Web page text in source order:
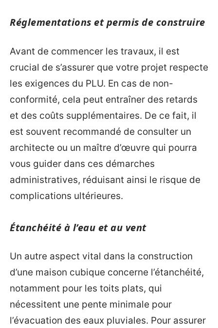
Réglementations et permis de construire
Avant de commencer les travaux, il est
crucial de s’assurer que votre projet respecte
les exigences du PLU. En cas de non-
conformité, cela peut entraîner des retards
et des coûts supplémentaires. De ce fait, il
est souvent recommandé de consulter un
architecte ou un maître d’œuvre qui pourra
vous guider dans ces démarches
administratives, réduisant ainsi le risque de
complications ultérieures.
Étanchéité à l’eau et au vent
Un autre aspect vital dans la construction
d’une maison cubique concerne l’étanchéité,
notamment pour les toits plats, qui
nécessitent une pente minimale pour
l’évacuation des eaux pluviales. Pour assurer